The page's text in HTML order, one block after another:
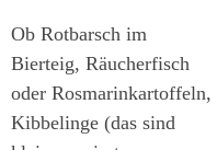
Ob Rotbarsch im
Bierteig, Räucherfisch
oder Rosmarinkartoffeln,
Kibbelinge (das sind